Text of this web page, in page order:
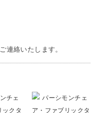
連絡いたします。